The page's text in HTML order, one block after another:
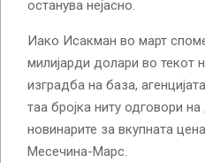
останува нејаснo.
Иако Исакман во март
милијарди долари во текот
изградба на база,
таа бројка ниту одговори
новинарите за вкупната
Месечина-Марс.